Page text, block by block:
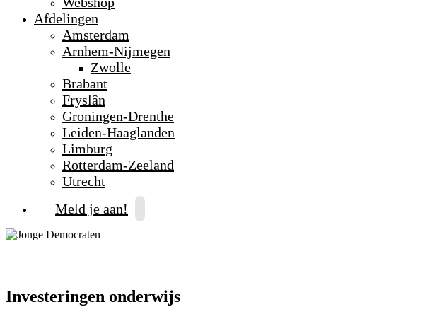
Afdelingen
Amsterdam
Arnhem-Nijmegen
Zwolle
Brabant
Fryslân
Groningen-Drenthe
Leiden-Haaglanden
Limburg
Rotterdam-Zeeland
Utrecht
Meld je aan!
Investeringen onderwijs